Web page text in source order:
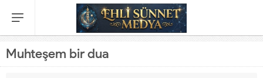
Muhteşem bir dua